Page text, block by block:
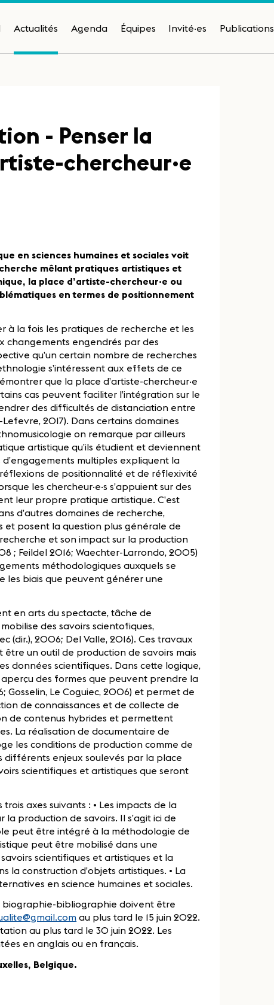
Actualités Agenda Équipes Invité·es Publications
- Penser la
chercheur·e
en sciences humaines et sociales voit
mêlant pratiques artistiques et
la place d’artiste-chercheur·e ou
en termes de positionnement
à la fois les pratiques de recherche et les
changements engendrés par des
qu’un certain nombre de recherches
s’intéressent aux effets de ce
que la place d’artiste-chercheur·e
cas peuvent faciliter l’intégration sur le
des difficultés de distanciation entre
2017). Dans certains domaines
on remarque par ailleurs
artistique qu’ils étudient et deviennent
multiples expliquent la
de positionnalité et de réflexivité
les chercheur·e·s s’appuient sur des
leur propre pratique artistique. C’est
d’autres domaines de recherche,
et posent la question plus générale de
et son impact sur la production
; Feildel 2016; Waechter-Larrondo, 2005)
méthodologiques auxquels se
les biais que peuvent générer une
en arts du spectacte, tâche de
des savoirs scientofiques,
(dir.), 2006; Del Valle, 2016). Ces travaux
un outil de production de savoirs mais
données scientifiques. Dans cette logique,
des formes que peuvent prendre la
Gosselin, Le Coguiec, 2006) et permet de
de connaissances et de collecte de
de contenus hybrides et permettent
La réalisation de documentaire de
les conditions de production comme de
différents enjeux soulevés par la place
scientifiques et artistiques que seront
axes suivants : • Les impacts de la
production de savoirs. Il s’agit ici de
peut être intégré à la méthodologie de
peut être mobilisé dans une
scientifiques et artistiques et la
la construction d’objets artistiques. • La
en science humaines et sociales.
biographie-bibliographie doivent être
au plus tard le 15 juin 2022.
au plus tard le 30 juin 2022. Les
en anglais ou en français.
Belgique.